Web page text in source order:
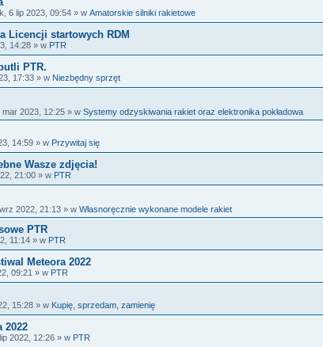
6 lip 2023, 09:54 » w Amatorskie silniki rakietowe
Licencji startowych RDM
14:28 » w PTR
PTR.
17:33 » w Niezbędny sprzęt
2023, 12:25 » w Systemy odzyskiwania rakiet oraz elektronika pokładowa
14:59 » w Przywitaj się
Wasze zdjęcia!
21:00 » w PTR
2022, 21:13 » w Własnoręcznie wykonane modele rakiet
PTR
11:14 » w PTR
Meteora 2022
09:21 » w PTR
15:28 » w Kupię, sprzedam, zamienię
2022
2022, 12:26 » w PTR